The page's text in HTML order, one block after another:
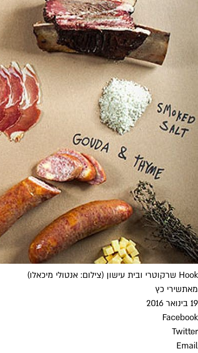
Hook שרקוטרי ובית עישון (צילום: אנטולי מיכאלו)
מאתשירי כץ
19 בינואר 2016
Facebook
Twitter
Email